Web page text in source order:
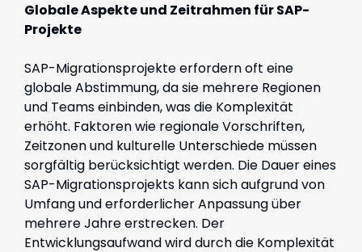
Globale Aspekte und Zeitrahmen für SAP-
Projekte
SAP-Migrationsprojekte erfordern oft eine
globale Abstimmung, da sie mehrere Regionen
und Teams einbinden, was die Komplexität
erhöht. Faktoren wie regionale Vorschriften,
Zeitzonen und kulturelle Unterschiede müssen
sorgfältig berücksichtigt werden. Die Dauer eines
SAP-Migrationsprojekts kann sich aufgrund von
Umfang und erforderlicher Anpassung über
mehrere Jahre erstrecken. Der
Entwicklungsaufwand wird durch die Komplexität